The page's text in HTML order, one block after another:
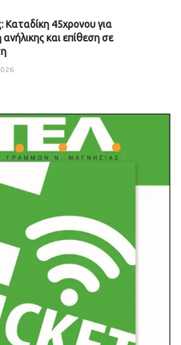
Καταδίκη 45χρονου για
και επίθεση σε